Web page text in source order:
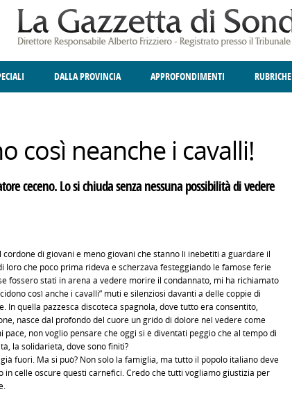
DALLA PROVINCIA APPROFONDIMENTI RUBRICHE
così neanche i cavalli!
ceceno. Lo si chiuda senza nessuna possibilità di vedere
di giovani e meno giovani che stanno lì inebetiti a guardare il
loro che poco prima rideva e scherzava festeggiando le famose ferie
fossero stati in arena a vedere morire il condannato, mi ha richiamato
così anche i cavalli” muti e silenziosi davanti a delle coppie di
In quella pazzesca discoteca spagnola, dove tutto era consentito,
nasce dal profondo del cuore un grido di dolore nel vedere come
non voglio pensare che oggi si è diventati peggio che al tempo di
la solidarietà, dove sono finiti?
fuori. Ma si può? Non solo la famiglia, ma tutto il popolo italiano deve
celle oscure questi carnefici. Credo che tutti vogliamo giustizia per